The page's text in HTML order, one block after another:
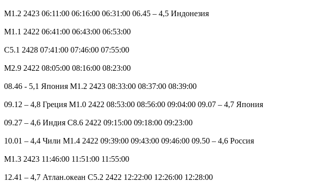
M1.2 2423 06:11:00 06:16:00 06:31:00 06.45 – 4,5 Индонезия
M1.1 2422 06:41:00 06:43:00 06:53:00
C5.1 2428 07:41:00 07:46:00 07:55:00
M2.9 2422 08:05:00 08:16:00 08:23:00
08.46 - 5,1 Япония M1.2 2423 08:33:00 08:37:00 08:39:00
09.12 – 4,8 Греция M1.0 2422 08:53:00 08:56:00 09:04:00 09.07 – 4,7 Япония
09.27 – 4,6 Индия C8.6 2422 09:15:00 09:18:00 09:23:00
10.01 – 4,4 Чили M1.4 2422 09:39:00 09:43:00 09:46:00 09.50 – 4,6 Россия
M1.3 2423 11:46:00 11:51:00 11:55:00
12.41 – 4,7 Атлан.океан C5.2 2422 12:22:00 12:26:00 12:28:00